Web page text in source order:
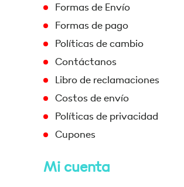
Formas de Envío
Formas de pago
Políticas de cambio
Contáctanos
Libro de reclamaciones
Costos de envío
Políticas de privacidad
Cupones
Mi cuenta